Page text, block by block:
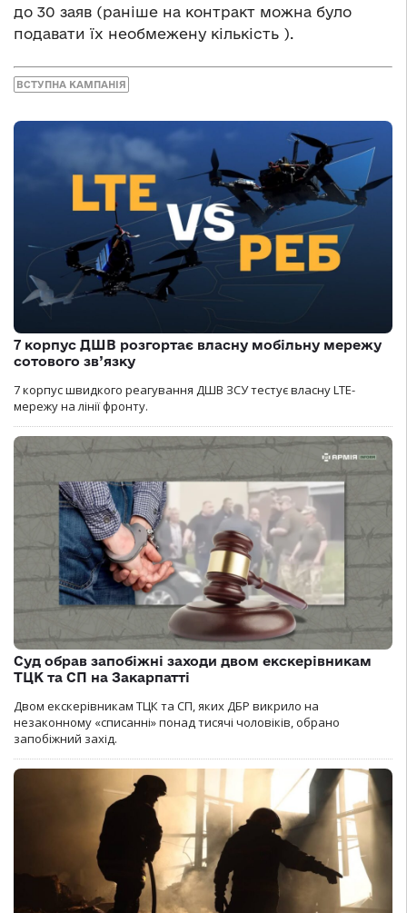
до 30 заяв (раніше на контракт можна було
подавати їх необмежену кількість ).
ВСТУПНА КАМПАНІЯ
7 корпус ДШВ розгортає власну мобільну мережу
сотового зв’язку
7 корпус швидкого реагування ДШВ ЗСУ тестує власну LTE-
мережу на лінії фронту.
Суд обрав запобіжні заходи двом екскерівникам
ТЦК та СП на Закарпатті
Двом екскерівникам ТЦК та СП, яких ДБР викрило на
незаконному «списанні» понад тисячі чоловіків, обрано
запобіжний захід.